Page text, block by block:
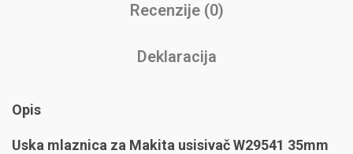
Recenzije (0)
Deklaracija
Opis
Uska mlaznica za Makita usisivač W29541 35mm